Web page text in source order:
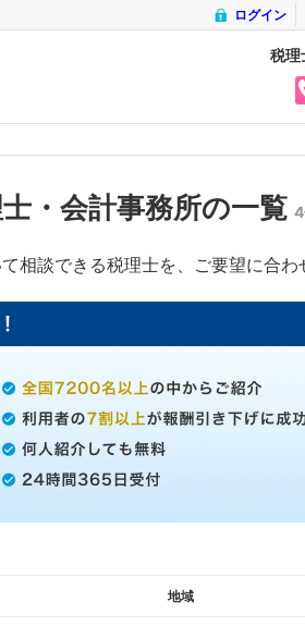
ログイン
税理
・会計事務所の一覧
相談できる税理士を、ご要望に合わ
地域